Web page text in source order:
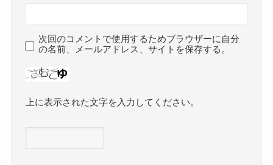
次回のコメントで使用するためブラウザーに自分
の名前、メールアドレス、サイトを保存する。
上に表示された文字を入力してください。